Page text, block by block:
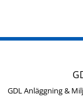
GDL Anläggning &